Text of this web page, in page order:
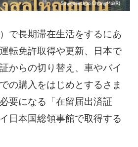
で長期滞在生活をするにあ
転免許取得や更新、日本で
からの切り替え、車やバイ
の購入をはじめとするさま
要になる「在留届出済証
日本国総領事館で取得する